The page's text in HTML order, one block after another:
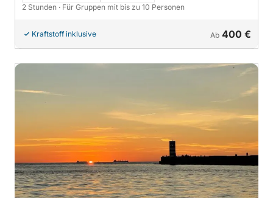
2 Stunden · Für Gruppen mit bis zu 10 Personen
Kraftstoff inklusive Ab 400 €